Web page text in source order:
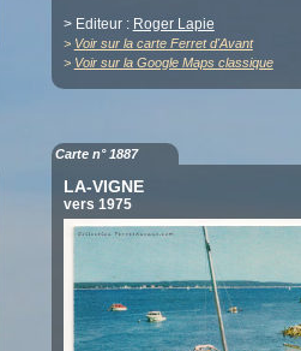
> Editeur : Roger Lapie
> Voir sur la carte Ferret d'Avant
> Voir sur la Google Maps classique
Carte n° 1887
LA-VIGNE
vers 1975